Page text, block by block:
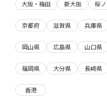
大阪・梅田 新大阪 桜
京都府 滋賀県 兵庫県
岡山県 広島県 山口県
福岡県 大分県 長崎県
香港